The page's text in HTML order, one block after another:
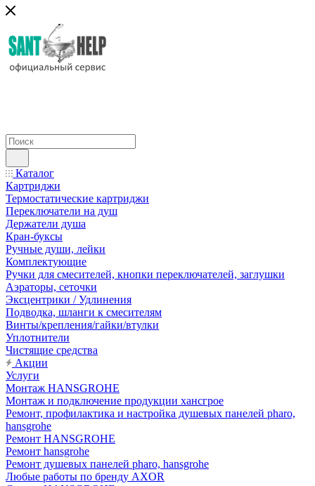
Каталог
Картриджи
Термостатические картриджи
Переключатели на душ
Держатели душа
Кран-буксы
Ручные души, лейки
Комплектующие
Ручки для смесителей, кнопки переключателей, заглушки
Аэраторы, сеточки
Эксцентрики / Удлинения
Подводка, шланги к смесителям
Винты/крепления/гайки/втулки
Уплотнители
Чистящие средства
Акции
Услуги
Монтаж HANSGROHE
Монтаж и подключение продукции хансгрое
Ремонт, профилактика и настройка душевых панелей pharo,
hansgrohe
Ремонт HANSGROHE
Ремонт hansgrohe
Ремонт душевых панелей pharo, hansgrohe
Любые работы по бренду AXOR